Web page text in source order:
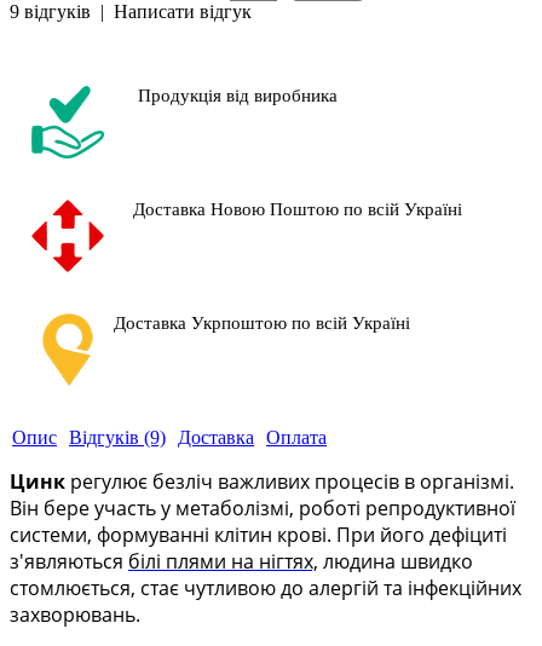
9 відгуків | Написати відгук
Продукція від виробника
Доставка Новою Поштою по всій Україні
Доставка Укрпоштою по всій Україні
Опис Відгуків (9) Доставка Оплата
Цинк регулює безліч важливих процесів в організмі.
Він бере участь у метаболізмі, роботі репродуктивної
системи, формуванні клітин крові. При його дефіциті
з'являються білі плями на нігтях, людина швидко
стомлюється, стає чутливою до алергій та інфекційних
захворювань.